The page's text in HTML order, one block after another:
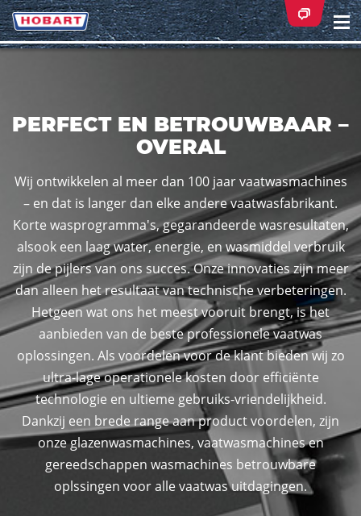
PERFECT EN BETROUWBAAR –
OVERAL
Wij ontwikkelen al meer dan 100 jaar vaatwasmachines
– en dat is langer dan elke andere vaatwasfabrikant.
Korte wasprogramma's, gegarandeerde wasresultaten,
alsook een laag water, energie, en wasmiddel verbruik
zijn de pijlers van ons succes. Onze innovaties zijn meer
dan alleen het resultaat van technische verbeteringen.
Hetgeen wat ons het meest vooruit brengt, is het
aanbieden van de beste professionele vaatwas
oplossingen. Als voordelen voor de klant bieden wij zo
ultra-lage operationele kosten door efficiënte
technologie en ultieme gebruiks-vriendelijkheid.
Dankzij een brede range aan product voordelen, zijn
onze glazenwasmachines, vaatwasmachines en
gereedschappen wasmachines betrouwbare
oplssingen voor alle vaatwas uitdagingen.